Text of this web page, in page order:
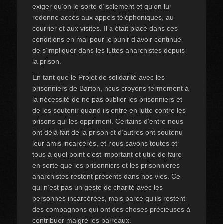
exiger qu’on le sorte d’isolement et qu’on lui
redonne accès aux appels téléphoniques, au
courrier et aux visites. Il a était placé dans ces
conditions en mai pour le punir d’avoir continué
de s’impliquer dans les luttes anarchistes depuis
la prison.
En tant que le Projet de solidarité avec les
prisonniers de Barton, nous croyons fermement à
la nécessité de ne pas oublier les prisonniers et
de les soutenir quand ils entre en lutte contre les
prisons qui les oppriment. Certains d’entre nous
ont déjà fait de la prison et d’autres ont soutenu
leur amis incarcérés, et nous savons toutes et
tous à quel point c’est important et utile de faire
en sorte que les prisonniers et les prisonnieres
anarchistes restent présents dans nos vies. Ce
qui n’est pas un geste de charité avec les
personnes incarcérées, mais parce qu’ils restent
des compagnons qui ont des choses précieuses à
contribuer malgré les barreaux.